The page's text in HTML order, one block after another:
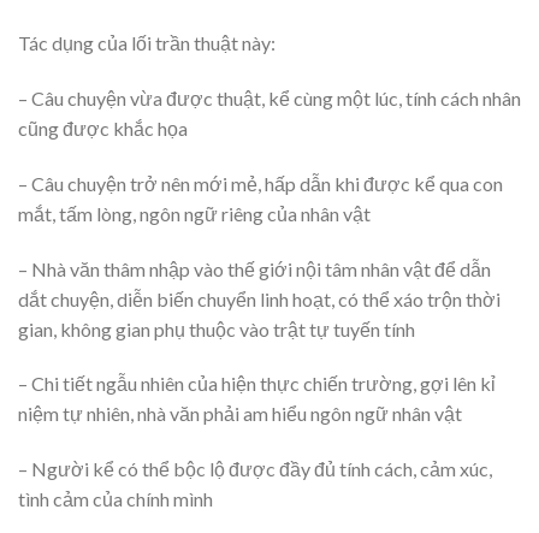
Tác dụng của lối trần thuật này:
– Câu chuyện vừa được thuật, kể cùng một lúc, tính cách nhân
cũng được khắc họa
– Câu chuyện trở nên mới mẻ, hấp dẫn khi được kể qua con
mắt, tấm lòng, ngôn ngữ riêng của nhân vật
– Nhà văn thâm nhập vào thế giới nội tâm nhân vật để dẫn
dắt chuyện, diễn biến chuyển linh hoạt, có thể xáo trộn thời
gian, không gian phụ thuộc vào trật tự tuyến tính
– Chi tiết ngẫu nhiên của hiện thực chiến trường, gợi lên kỉ
niệm tự nhiên, nhà văn phải am hiểu ngôn ngữ nhân vật
– Người kể có thể bộc lộ được đầy đủ tính cách, cảm xúc,
tình cảm của chính mình